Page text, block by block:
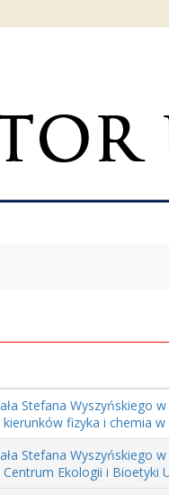
Stefana Wyszyńskiego
fizyka i chemia w
Stefana Wyszyńskiego
Ekologii i Bioetyki